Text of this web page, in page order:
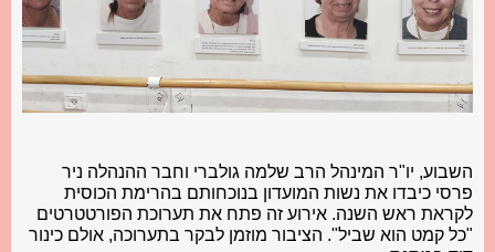
השבוע, יו"ר המינהל הרב שלמה גולברי וחבר ההנהלה ניר
פרסי כיבדו את נשות המועדון בנוכחותם בהרימת הכוסית
לקראת ראש השנה. אירוע זה פתח את תערוכת הפורטטרטים
"כל קמט הוא שביל". הציבור מוזמן לבקר בתערוכה, אולם כינור